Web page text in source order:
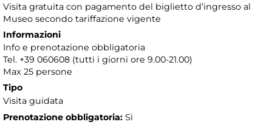
Visita gratuita con pagamento del biglietto d’ingresso al
Museo secondo tariffazione vigente
Informazioni
Info e prenotazione obbligatoria
Tel. +39 060608 (tutti i giorni ore 9.00-21.00)
Max 25 persone
Tipo
Visita guidata
Prenotazione obbligatoria: Sì